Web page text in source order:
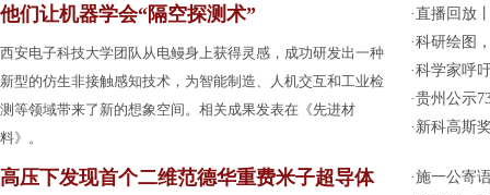
他们让机器学会“隔空探测术”
西安电子科技大学团队从电鳗身上获得灵感，成功研发出一种
新型的仿生非接触感知技术，为智能制造、人机交互和工业检
测等领域带来了新的想象空间。相关成果发表在《先进材
料》。
高压下发现首个二维范德华重费米子超导体
·直播回放
·科研绘图
·科学家呼
·贵州公示
· 新科高斯
·施一公寄